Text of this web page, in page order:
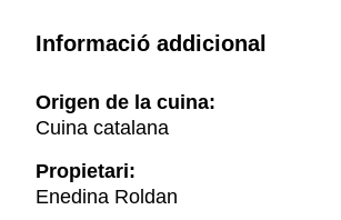
Informació addicional
Origen de la cuina:
Cuina catalana
Propietari:
Enedina Roldan